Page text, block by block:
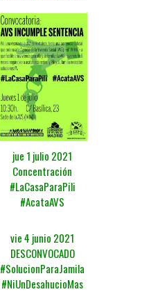
jue 1 julio 2021
Concentración
#LaCasaParaPili
#AcataAVS
vie 4 junio 2021
DESCONVOCADO
#SolucionParaJamila
#NiUnDesahucioMas